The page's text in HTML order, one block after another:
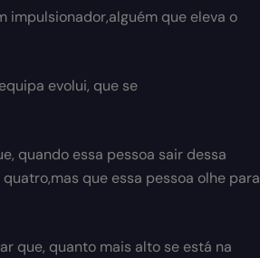
impulsionador,alguém que eleva o
evolui, que se
quando essa pessoa sair dessa
que essa pessoa olhe para
que, quanto mais alto se está na